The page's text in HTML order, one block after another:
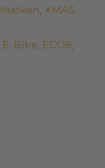
Marken, XMAS
E-Bike, ECO8,